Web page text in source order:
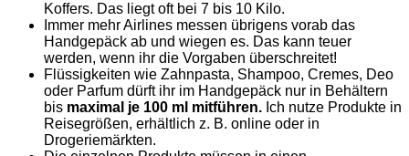
Koffers. Das liegt oft bei 7 bis 10 Kilo.
Immer mehr Airlines messen übrigens vorab das
Handgepäck ab und wiegen es. Das kann teuer
werden, wenn ihr die Vorgaben überschreitet!
Flüssigkeiten wie Zahnpasta, Shampoo, Cremes, Deo
oder Parfum dürft ihr im Handgepäck nur in Behältern
bis maximal je 100 ml mitführen. Ich nutze Produkte in
Reisegrößen, erhältlich z. B. online oder in
Drogeriemärkten.